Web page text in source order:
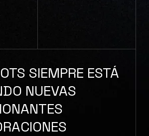
SIEMPRE ESTÁ
NUEVAS